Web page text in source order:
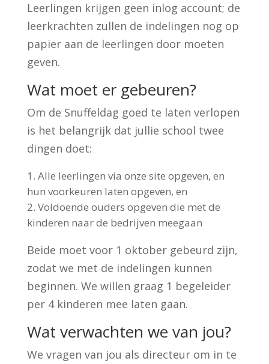
Leerlingen krijgen geen inlog account; de
leerkrachten zullen de indelingen nog op
papier aan de leerlingen door moeten
geven.
Wat moet er gebeuren?
Om de Snuffeldag goed te laten verlopen
is het belangrijk dat jullie school twee
dingen doet:
Alle leerlingen via onze site opgeven, en
hun voorkeuren laten opgeven, en
Voldoende ouders opgeven die met de
kinderen naar de bedrijven meegaan
Beide moet voor 1 oktober gebeurd zijn,
zodat we met de indelingen kunnen
beginnen. We willen graag 1 begeleider
per 4 kinderen mee laten gaan.
Wat verwachten we van jou?
We vragen van jou als directeur om in te